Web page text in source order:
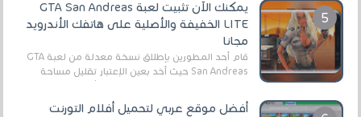
يمكنك الآن تثبيت لعبة GTA San Andreas
LITE الخفيفة والأصلية على هاتفك الأندرويد
مجانا
قام أحد المطورين بإطلاق نسخة معدلة من لعبة GTA
San Andreas حيث أخد بعين الإعتبار تقليل مساحة
أفضل موقع عربي لتحميل أفلام التورنت